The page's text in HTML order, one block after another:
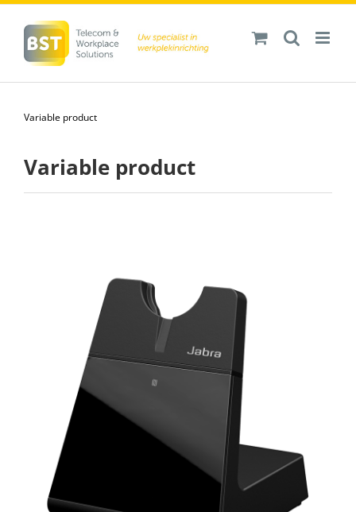
inhoud
Variable product
Variable product